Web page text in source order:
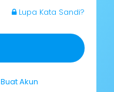
Lupa Kata Sandi?
Buat Akun